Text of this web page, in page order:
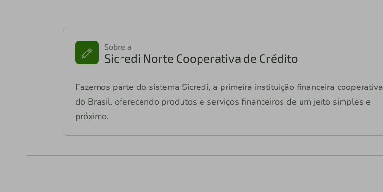
Sobre a
Sicredi Norte Cooperativa de Crédito
Fazemos parte do sistema Sicredi, a primeira instituição financeira cooperativa
do Brasil, oferecendo produtos e serviços financeiros de um jeito simples e
próximo.